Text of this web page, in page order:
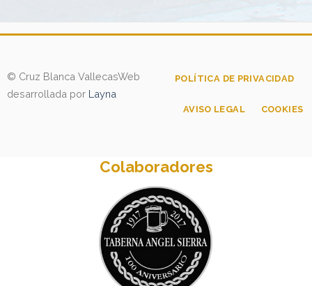
© Cruz Blanca VallecasWeb
desarrollada por Layna
POLÍTICA DE PRIVACIDAD
AVISO LEGAL COOKIES
Colaboradores